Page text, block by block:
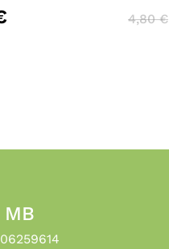
4,80€